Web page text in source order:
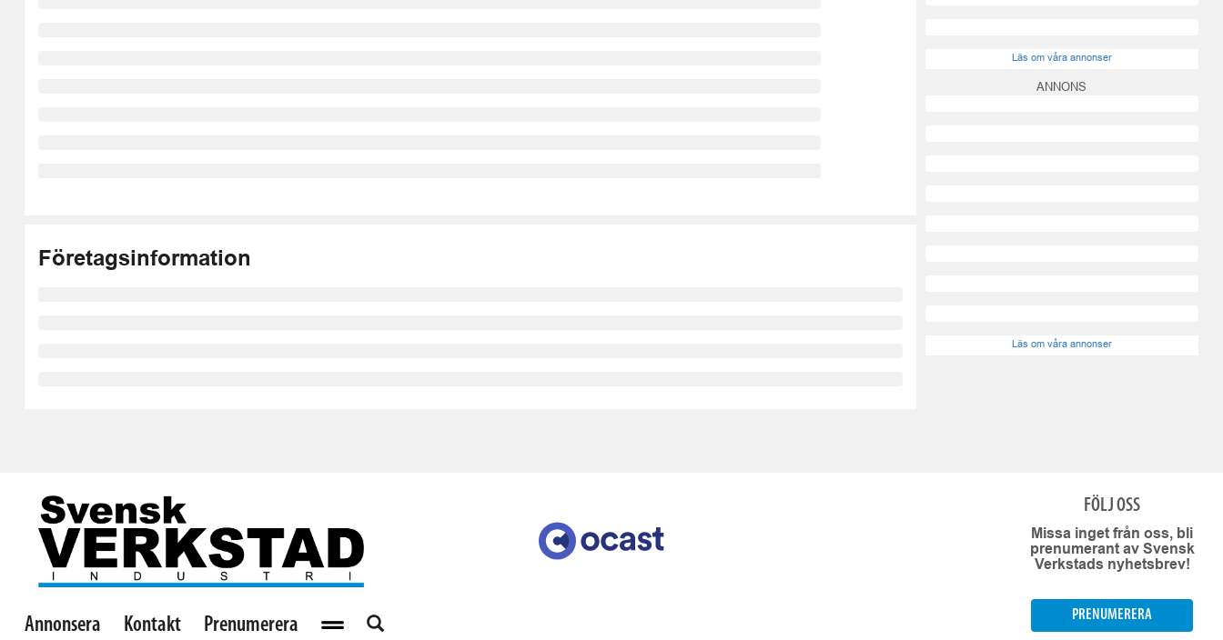
Företagsinformation
Läs om våra annonser
ANNONS
Läs om våra annonser
Annonsera Kontakt Prenumerera
FÖLJ OSS
Missa inget från oss, bli
prenumerant av Svensk
Verkstads nyhetsbrev!
PRENUMERERA